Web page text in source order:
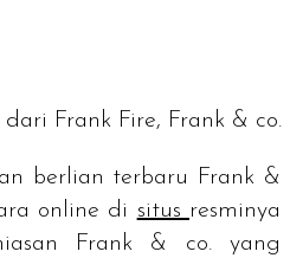
Frank Fire, Frank & co.
berlian terbaru Frank &
online di situs resminya
Frank & co. yang